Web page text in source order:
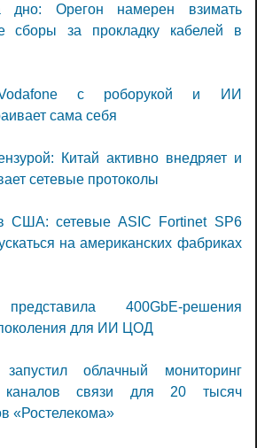
дно: Орегон намерен взимать
сборы за прокладку кабелей в
с роборукой и ИИ
сама себя
Китай активно внедряет и
сетевые протоколы
США: сетевые ASIC Fortinet SP6
на американских фабриках
400GbE-решения
для ИИ ЦОД
облачный мониторинг
каналов связи для 20 тысяч
«Ростелекома»